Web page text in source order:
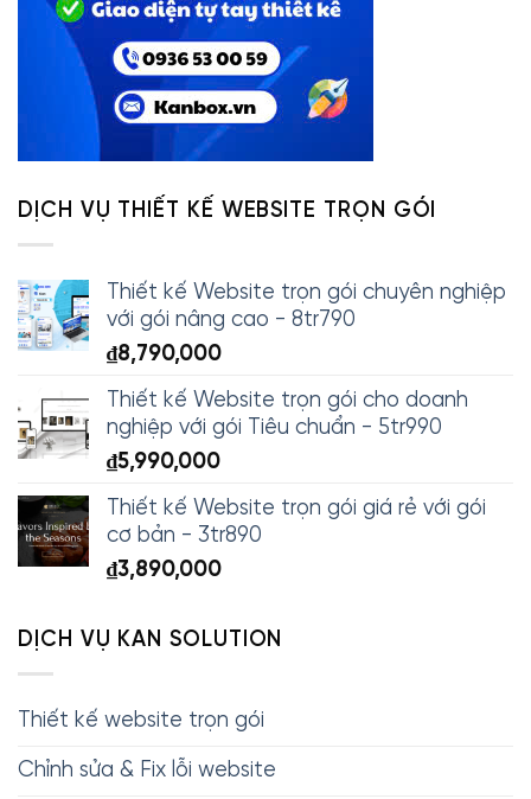
DỊCH VỤ THIẾT KẾ WEBSITE TRỌN GÓI
Thiết kế Website trọn gói chuyên nghiệp
với gói nâng cao - 8tr790
₫8,790,000
Thiết kế Website trọn gói cho doanh
nghiệp với gói Tiêu chuẩn - 5tr990
₫5,990,000
Thiết kế Website trọn gói giá rẻ với gói
cơ bản - 3tr890
₫3,890,000
DỊCH VỤ KAN SOLUTION
Thiết kế website trọn gói
Chỉnh sửa & Fix lỗi website